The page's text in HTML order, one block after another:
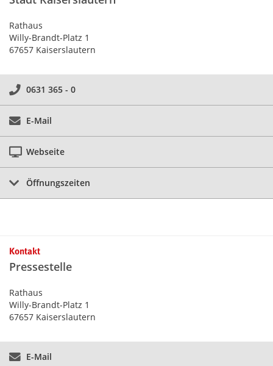
Rathaus
Willy-Brandt-Platz 1
67657 Kaiserslautern
0631 365 - 0
E-Mail
Webseite
Öffnungszeiten
Kontakt
Pressestelle
Rathaus
Willy-Brandt-Platz 1
67657 Kaiserslautern
E-Mail